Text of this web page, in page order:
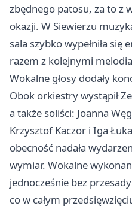
zbędnego patosu, za to z
okazji. W Siewierzu
sala szybko wypełniła się
razem z kolejnymi
Wokalne głosy dodały
Obok orkiestry wystąpił
a także soliści: Joanna
Krzysztof Kaczor i Iga
obecność nadała
wymiar. Wokalne
jednocześnie bez
co w całym